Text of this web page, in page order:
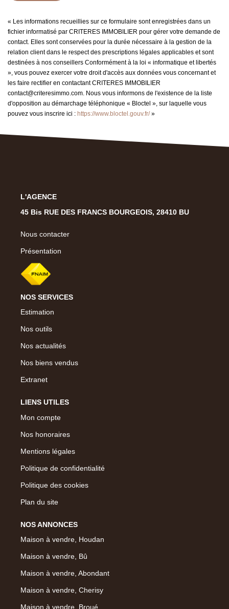
« Les informations recueillies sur ce formulaire sont enregistrées dans un
fichier informatisé par CRITERES IMMOBILIER pour gérer votre demande de
contact. Elles sont conservées pour la durée nécessaire à la gestion de la
relation client dans le respect des prescriptions légales applicables et sont
destinées à nos conseillers Conformément à la loi « informatique et libertés
», vous pouvez exercer votre droit d'accès aux données vous concernant et
les faire rectifier en contactant CRITERES IMMOBILIER
contact@criteresimmo.com. Nous vous informons de l'existence de la liste
d'opposition au démarchage téléphonique « Bloctel », sur laquelle vous
pouvez vous inscrire ici : https://www.bloctel.gouv.fr/»
L'AGENCE
45 Bis RUE DES FRANCS BOURGEOIS, 28410 BU
Nous contacter
Présentation
NOS SERVICES
Estimation
Nos outils
Nos actualités
Nos biens vendus
Extranet
LIENS UTILES
Mon compte
Nos honoraires
Mentions légales
Politique de confidentialité
Politique des cookies
Plan du site
NOS ANNONCES
Maison à vendre, Houdan
Maison à vendre, Bû
Maison à vendre, Abondant
Maison à vendre, Cherisy
Maison à vendre, Broué